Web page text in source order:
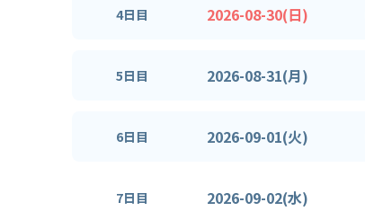
4日目 2026-08-30(日)
5日目 2026-08-31(月)
6日目 2026-09-01(火)
7日目 2026-09-02(水)